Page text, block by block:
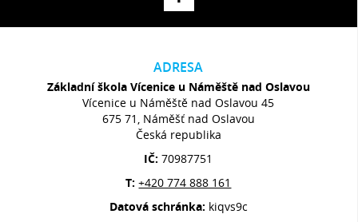
ADRESA
Základní škola Vícenice u Náměště nad Oslavou
Vícenice u Náměště nad Oslavou 45
675 71, Náměšť nad Oslavou
Česká republika
IČ:70987751
T:+420 774 888 161
Datová schránka: kiqvs9c